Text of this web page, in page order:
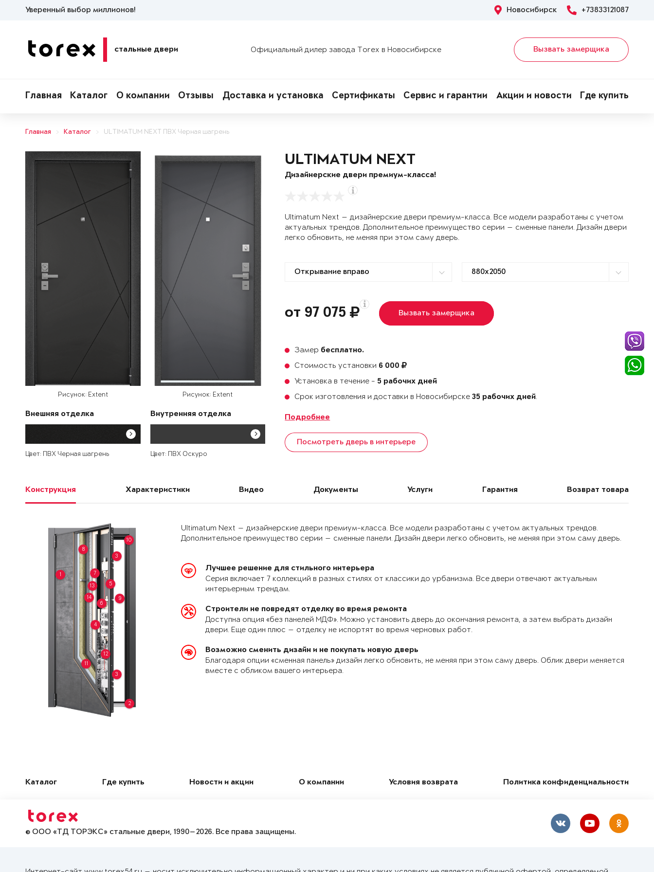
Уверенный выбор миллионов! Новосибирск +73833121087
стальные двери Официальный дилер завода Torex в Новосибирске Вызвать замерщика
Главная Каталог О компании Отзывы Доставка и установка Сертификаты Сервис и гарантии Акции и новости Где купить
Главная Каталог ULTIMATUM NEXT ПВХ Черная шагрень
Рисунок: Extent
Внешняя отделка
Цвет: ПВХ Черная шагрень
Рисунок: Extent
Внутренняя отделка
Цвет: ПВХ Оскуро
ULTIMATUM NEXT
Дизайнерские двери премиум-класса!
Ultimatum Next — дизайнерские двери премиум-класса. Все модели разработаны с учетом
актуальных трендов. Дополнительное преимущество серии — сменные панели. Дизайн двери
легко обновить, не меняя при этом саму дверь.
от 97 075 Вызвать замерщика
Замер бесплатно.
Стоимость установки 6 000
Установка в течение - 5 рабочих дней
Срок изготовления и доставки в Новосибирске35 рабочих дней.
Подробнее
Посмотреть дверь в интерьере
Конструкция Характеристики Видео Документы Услуги Гарантия Возврат товара
1
2
3
3
4
5
6
7
8
9
10
11
12
13
14
Ultimatum Next — дизайнерские двери премиум-класса. Все модели разработаны с учетом актуальных трендов.
Дополнительное преимущество серии — сменные панели. Дизайн двери легко обновить, не меняя при этом саму дверь.
Лучшее решение для стильного интерьера
Серия включает 7 коллекций в разных стилях от классики до урбанизма. Все двери отвечают актуальным
интерьерным трендам.
Строители не повредят отделку во время ремонта
Доступна опция «без панелей МДФ». Можно установить дверь до окончания ремонта, а затем выбрать дизайн
двери. Еще один плюс — отделку не испортят во время черновых работ.
Возможно сменить дизайн и не покупать новую дверь
Благодаря опции «сменная панель» дизайн легко обновить, не меняя при этом саму дверь. Облик двери меняется
вместе с обликом вашего интерьера.
Каталог Где купить Новости и акции О компании Условия возврата Политика конфиденциальности
© ООО «ТД ТОРЭКС» стальные двери, 1990—2026. Все права защищены.